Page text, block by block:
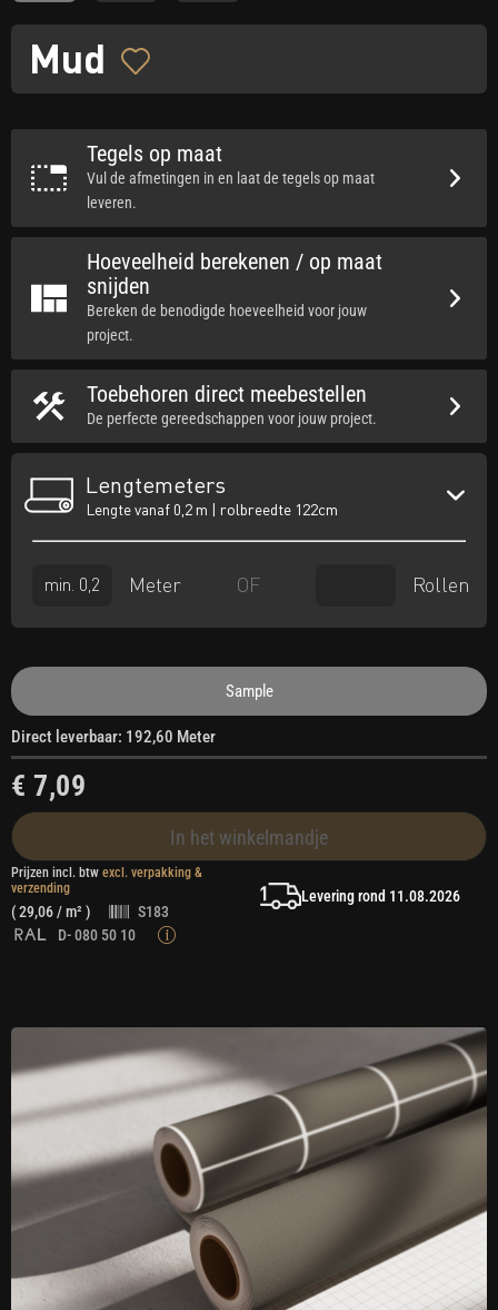
Mud
Tegels op maat
Vul de afmetingen in en laat de tegels op maat
leveren.
Hoeveelheid berekenen / op maat
snijden
Bereken de benodigde hoeveelheid voor jouw
project.
Toebehoren direct meebestellen
De perfecte gereedschappen voor jouw project.
Lengtemeters
Lengte vanaf 0,2 m | rolbreedte 122cm
Meter OF Rollen
Sample
Direct leverbaar: 192,60 Meter
€ 7,09
In het winkelmandje
Prijzen incl. btw excl. verpakking &
verzending
(29,06/ m² )
S183
D- 080 50 10
Levering rond 11.08.2026